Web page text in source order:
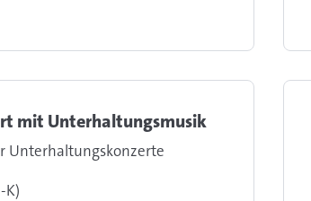
mit Unterhaltungsmusik
Unterhaltungskonzerte
K)